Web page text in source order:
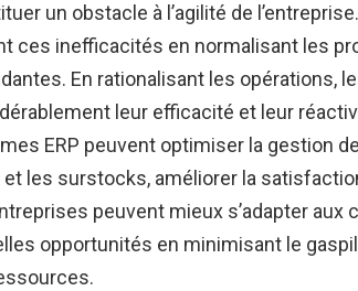
un obstacle à l’agilité de
ces inefficacités en normalisant les
En rationalisant les opérations,
leur efficacité et leur
ERP peuvent optimiser la gestion
les surstocks, améliorer la
peuvent mieux s’adapter
opportunités en minimisant le